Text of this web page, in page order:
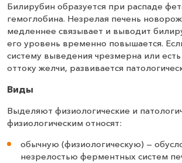
Билирубин образуется при распаде
гемоглобина. Незрелая печень
медленнее связывает и выводит
его уровень временно повышается.
систему выведения чрезмерна или
оттоку желчи, развивается
Виды
Выделяют физиологические и
физиологическим относят:
обычную (физиологическую) —
незрелостью ферментных систем